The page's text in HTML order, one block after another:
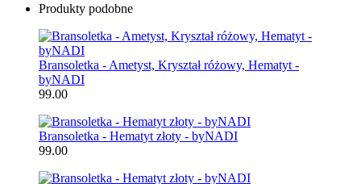
Produkty podobne
Bransoletka - Ametyst, Kryształ różowy, Hematyt -
byNADI
99.00
Bransoletka - Hematyt złoty - byNADI
99.00